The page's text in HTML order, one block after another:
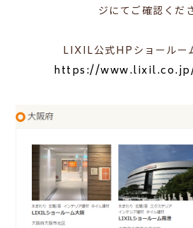
ジにてご確認くだ
LIXIL公式HPショール
https://